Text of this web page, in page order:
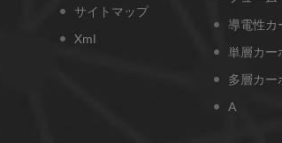
サイトマップ
Xml
導電性カ
単層カー
多層カー
A